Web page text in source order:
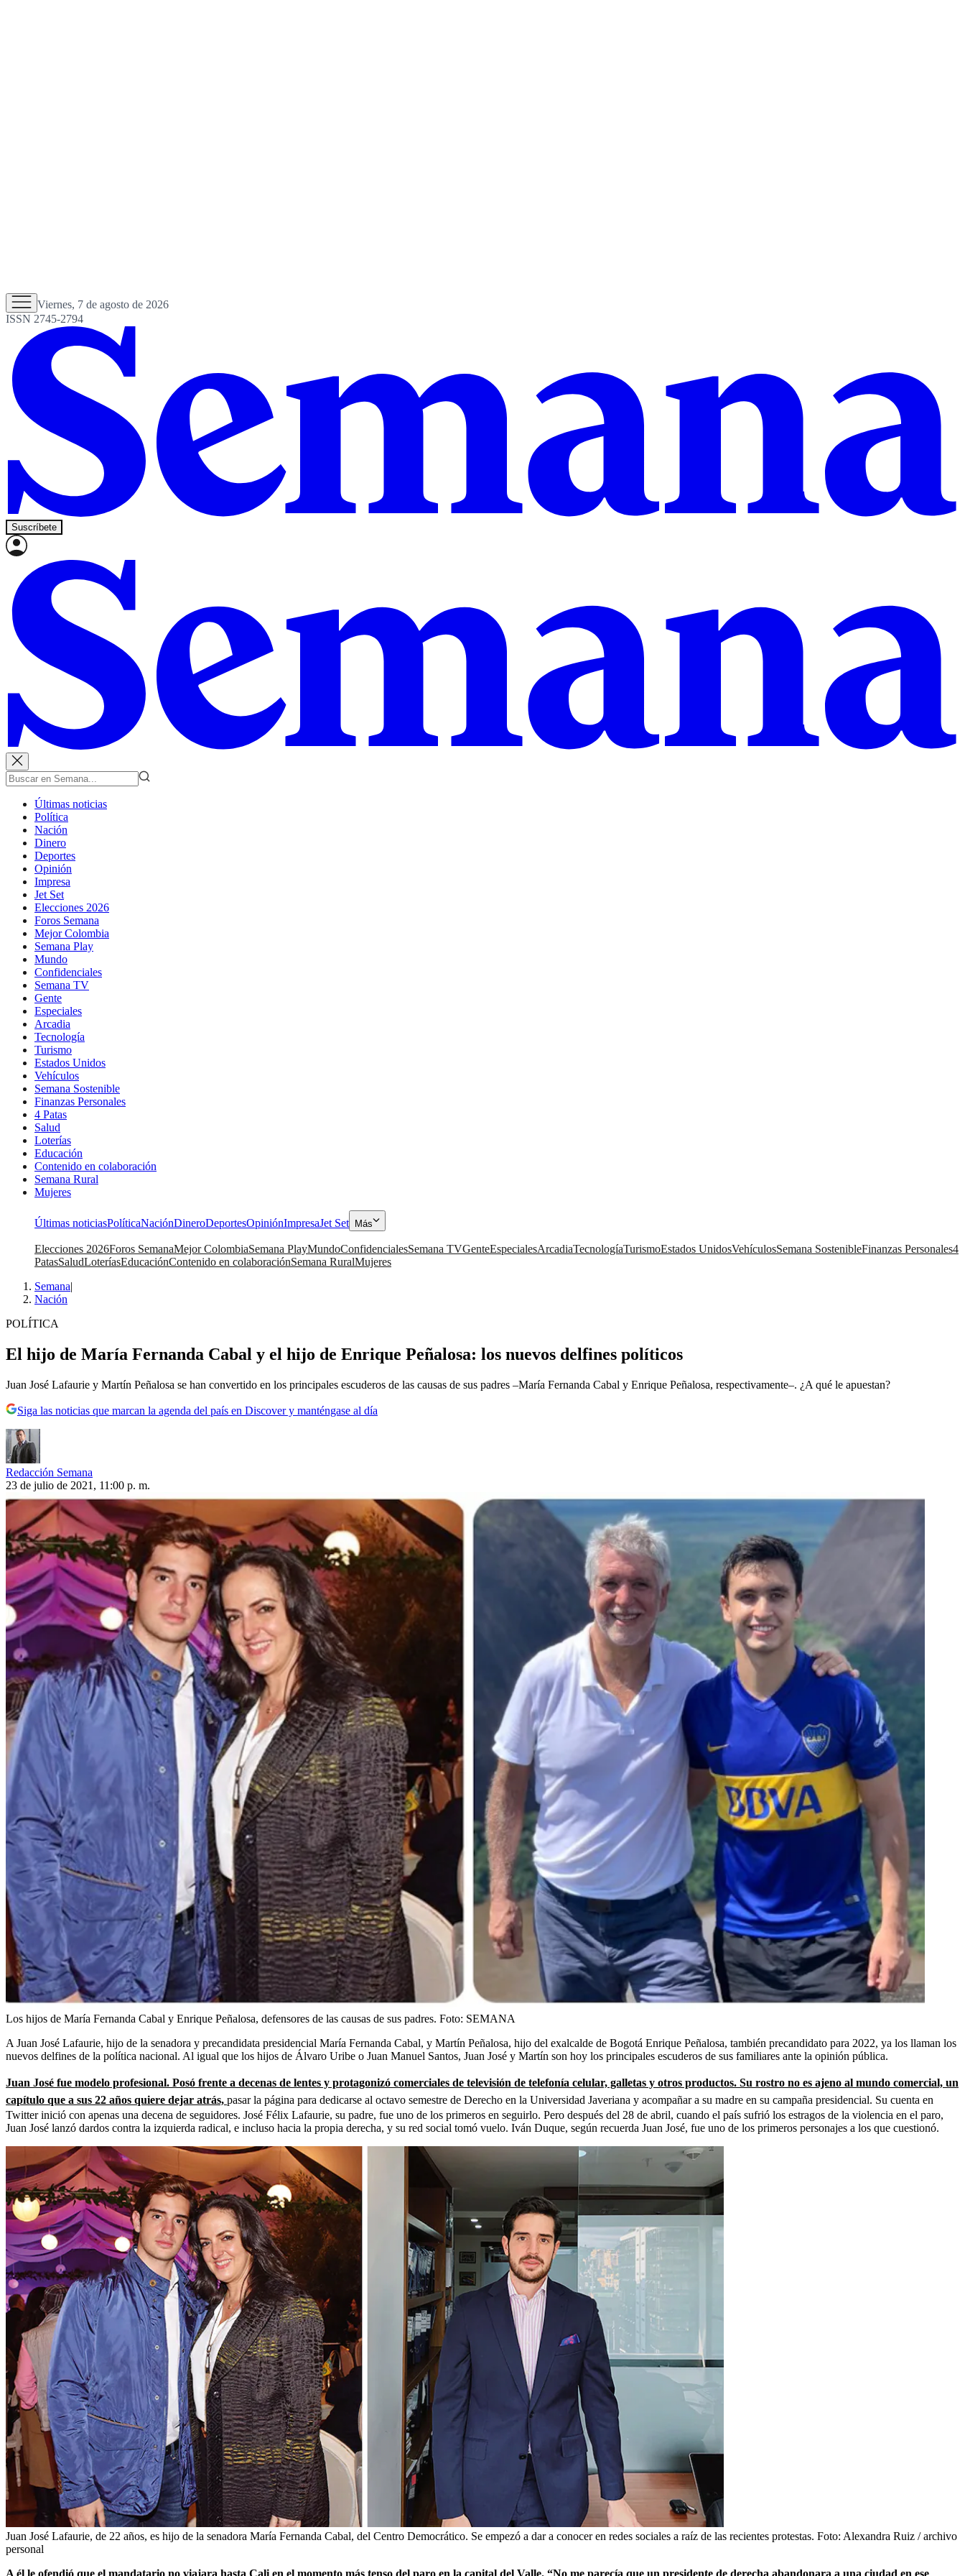
Viernes, 7 de agosto de 2026
ISSN 2745-2794
Suscríbete
Últimas noticias
Política
Nación
Dinero
Deportes
Opinión
Impresa
Jet Set
Elecciones 2026
Foros Semana
Mejor Colombia
Semana Play
Mundo
Confidenciales
Semana TV
Gente
Especiales
Arcadia
Tecnología
Turismo
Estados Unidos
Vehículos
Semana Sostenible
Finanzas Personales
4 Patas
Salud
Loterías
Educación
Contenido en colaboración
Semana Rural
Mujeres
Últimas noticiasPolíticaNaciónDineroDeportesOpiniónImpresaJet Set Más
Elecciones 2026Foros SemanaMejor ColombiaSemana PlayMundoConfidencialesSemana TVGenteEspecialesArcadiaTecnologíaTurismoEstados UnidosVehículosSemana SostenibleFinanzas Personales4
PatasSaludLoteríasEducaciónContenido en colaboraciónSemana RuralMujeres
Semana|
Nación
POLÍTICA
El hijo de María Fernanda Cabal y el hijo de Enrique Peñalosa: los nuevos delfines políticos
Juan José Lafaurie y Martín Peñalosa se han convertido en los principales escuderos de las causas de sus padres –María Fernanda Cabal y Enrique Peñalosa, respectivamente–. ¿A qué le apuestan?
Siga las noticias que marcan la agenda del país en Discover y manténgase al día
Redacción Semana
23 de julio de 2021, 11:00 p. m.
Los hijos de María Fernanda Cabal y Enrique Peñalosa, defensores de las causas de sus padres. Foto: SEMANA
A Juan José Lafaurie, hijo de la senadora y precandidata presidencial María Fernanda Cabal, y Martín Peñalosa, hijo del exalcalde de Bogotá Enrique Peñalosa, también precandidato para 2022, ya los llaman los
nuevos delfines de la política nacional. Al igual que los hijos de Álvaro Uribe o Juan Manuel Santos, Juan José y Martín son hoy los principales escuderos de sus familiares ante la opinión pública.
Juan José fue modelo profesional. Posó frente a decenas de lentes y protagonizó comerciales de televisión de telefonía celular, galletas y otros productos. Su rostro no es ajeno al mundo comercial, un
capítulo que a sus 22 años quiere dejar atrás, pasar la página para dedicarse al octavo semestre de Derecho en la Universidad Javeriana y acompañar a su madre en su campaña presidencial. Su cuenta en
Twitter inició con apenas una decena de seguidores. José Félix Lafaurie, su padre, fue uno de los primeros en seguirlo. Pero después del 28 de abril, cuando el país sufrió los estragos de la violencia en el paro,
Juan José lanzó dardos contra la izquierda radical, e incluso hacia la propia derecha, y su red social tomó vuelo. Iván Duque, según recuerda Juan José, fue uno de los primeros personajes a los que cuestionó.
Juan José Lafaurie, de 22 años, es hijo de la senadora María Fernanda Cabal, del Centro Democrático. Se empezó a dar a conocer en redes sociales a raíz de las recientes protestas. Foto: Alexandra Ruiz / archivo
personal
A él le ofendió que el mandatario no viajara hasta Cali en el momento más tenso del paro en la capital del Valle. “No me parecía que un presidente de derecha abandonara a una ciudad en ese